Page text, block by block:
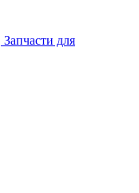
Запчасти для